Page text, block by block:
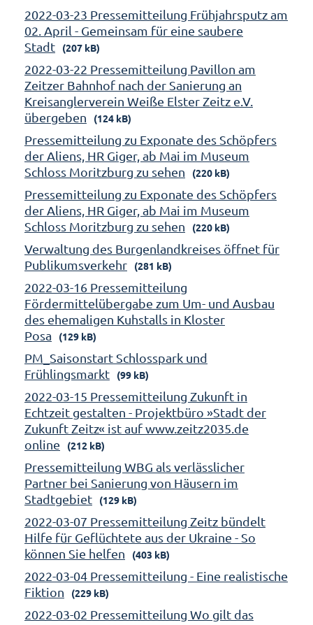
2022-03-23 Pressemitteilung Frühjahrsputz am
02. April - Gemeinsam für eine saubere
Stadt
(207 kB)
2022-03-22 Pressemitteilung Pavillon am
Zeitzer Bahnhof nach der Sanierung an
Kreisanglerverein Weiße Elster Zeitz e.V.
übergeben
(124 kB)
Pressemitteilung zu Exponate des Schöpfers
der Aliens, HR Giger, ab Mai im Museum
Schloss Moritzburg zu sehen
(220 kB)
Pressemitteilung zu Exponate des Schöpfers
der Aliens, HR Giger, ab Mai im Museum
Schloss Moritzburg zu sehen
(220 kB)
Verwaltung des Burgenlandkreises öffnet für
Publikumsverkehr
(281 kB)
2022-03-16 Pressemitteilung
Fördermittelübergabe zum Um- und Ausbau
des ehemaligen Kuhstalls in Kloster
Posa
(129 kB)
PM_Saisonstart Schlosspark und
Frühlingsmarkt
(99 kB)
2022-03-15 Pressemitteilung Zukunft in
Echtzeit gestalten - Projektbüro »Stadt der
Zukunft Zeitz« ist auf www.zeitz2035.de
online
(212 kB)
Pressemitteilung WBG als verlässlicher
Partner bei Sanierung von Häusern im
Stadtgebiet
(129 kB)
2022-03-07 Pressemitteilung Zeitz bündelt
Hilfe für Geflüchtete aus der Ukraine - So
können Sie helfen
(403 kB)
2022-03-04 Pressemitteilung - Eine realistische
Fiktion
(229 kB)
2022-03-02 Pressemitteilung Wo gilt das